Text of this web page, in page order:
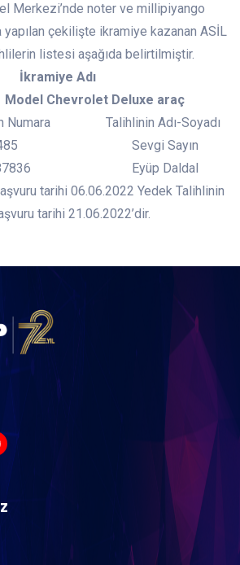
Merkezi’nde noter ve millipiyango
çekilişte ikramiye kazanan ASİL
listesi aşağıda belirtilmiştir.
İkramiye Adı
Model Chevrolet Deluxe araç
Numara Talihlinin Adı-Soyadı
24485 Sevgi Sayın
87836 Eyüp Daldal
tarihi 06.06.2022 Yedek Talihlinin
tarihi 21.06.2022’dir.